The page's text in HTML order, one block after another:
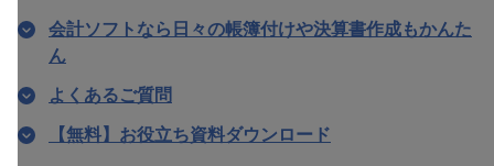
会計ソフトなら日々の帳簿付けや決算書作成もかんた
ん
よくあるご質問
【無料】お役立ち資料ダウンロード